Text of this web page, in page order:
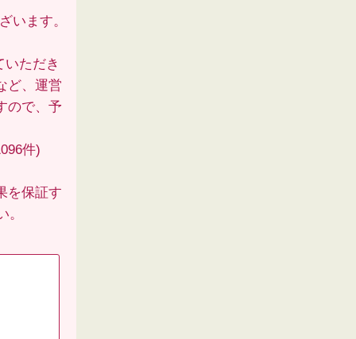
います。
ただき
ど、運営
ので、予
件)
を保証す
。